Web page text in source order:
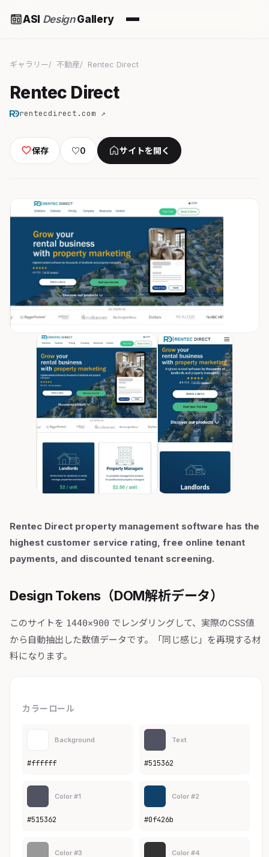
ASI DesignGallery
ギャラリー 不動産 Rentec Direct
Rentec Direct
rentecdirect.com ↗
保存 ♡0 サイトを開く
Rentec Direct property management software has the
highest customer service rating, free online tenant
payments, and discounted tenant screening.
Design Tokens（DOM解析データ）
このサイトを 1440×900 でレンダリングして、実際のCSS値
から自動抽出した数値データです。「同じ感じ」を再現する材
料になります。
カラーロール
Background
#ffffff
Text
#515362
Color #1
#515362
Color #2
#0f426b
Color #3 Color #4